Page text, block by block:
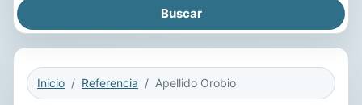
Inicio Referencia Apellido Orobio